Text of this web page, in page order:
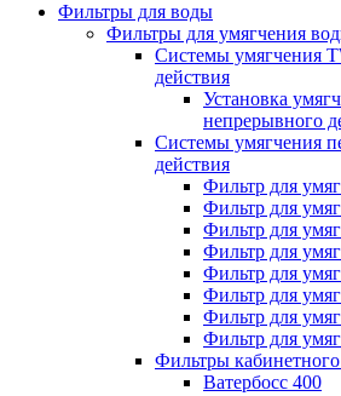
Фильтры для воды
Фильтры для умягчения
Системы умягчения
действия
Установка
непрерывного
Системы умягчения
действия
Фильтр для
Фильтр для
Фильтр для
Фильтр для
Фильтр для
Фильтр для
Фильтр для
Фильтр для
Фильтры
Ватербосс 400